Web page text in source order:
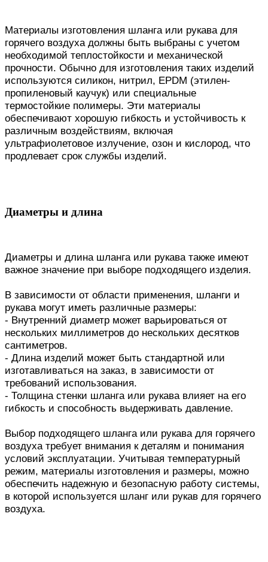
Материалы изготовления шланга или рукава для
горячего воздуха должны быть выбраны с учетом
необходимой теплостойкости и механической
прочности. Обычно для изготовления таких изделий
используются силикон, нитрил, EPDM (этилен-
пропиленовый каучук) или специальные
термостойкие полимеры. Эти материалы
обеспечивают хорошую гибкость и устойчивость к
различным воздействиям, включая
ультрафиолетовое излучение, озон и кислород, что
продлевает срок службы изделий.
Диаметры и длина
Диаметры и длина шланга или рукава также имеют
важное значение при выборе подходящего изделия.
В зависимости от области применения, шланги и
рукава могут иметь различные размеры:
- Внутренний диаметр может варьироваться от
нескольких миллиметров до нескольких десятков
сантиметров.
- Длина изделий может быть стандартной или
изготавливаться на заказ, в зависимости от
требований использования.
- Толщина стенки шланга или рукава влияет на его
гибкость и способность выдерживать давление.
Выбор подходящего шланга или рукава для горячего
воздуха требует внимания к деталям и понимания
условий эксплуатации. Учитывая температурный
режим, материалы изготовления и размеры, можно
обеспечить надежную и безопасную работу системы,
в которой используется шланг или рукав для горячего
воздуха.